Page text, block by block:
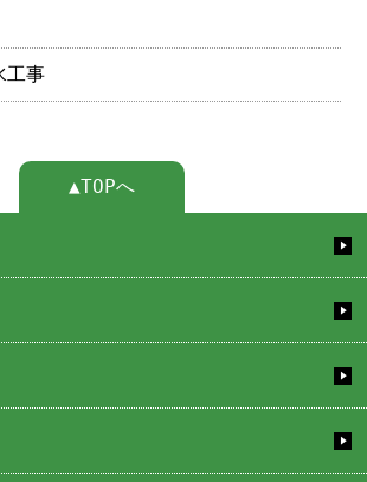
工事
▲TOPへ